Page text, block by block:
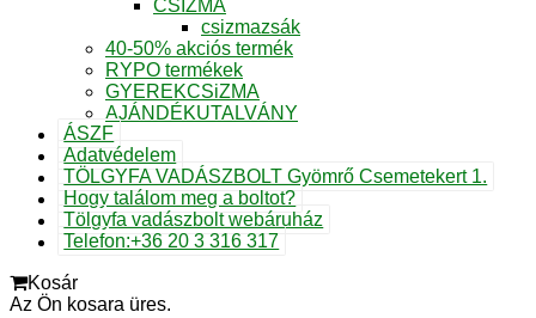
CSIZMA
csizmazsák
40-50% akciós termék
RYPO termékek
GYEREKCSiZMA
AJÁNDÉKUTALVÁNY
ÁSZF
Adatvédelem
TÖLGYFA VADÁSZBOLT Gyömrő Csemetekert 1.
Hogy találom meg a boltot?
Tölgyfa vadászbolt webáruház
Telefon:+36 20 3 316 317
Kosár
Az Ön kosara üres.